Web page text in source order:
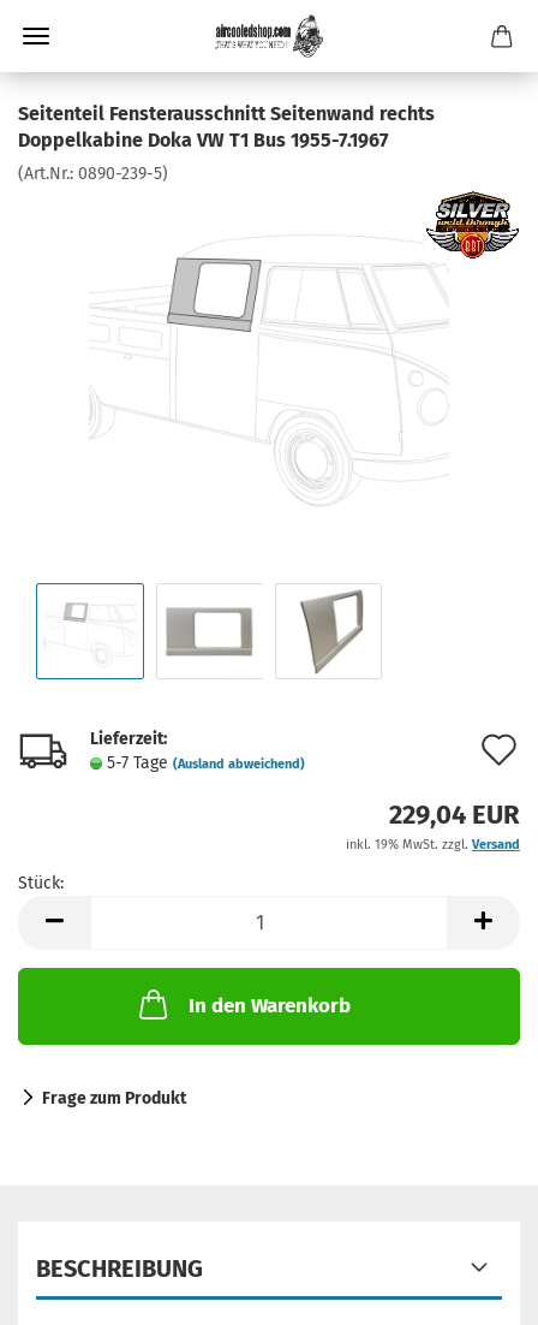
Seitenteil Fensterausschnitt Seitenwand rechts
Doppelkabine Doka VW T1 Bus 1955-7.1967
(Art.Nr.: 0890-239-5)
Lieferzeit:
5-7 Tage (Ausland abweichend)
229,04 EUR
inkl. 19% MwSt. zzgl. Versand
Stück:
In den Warenkorb
Frage zum Produkt
BESCHREIBUNG